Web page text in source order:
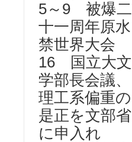
5～9 被爆二
十一周年原水
禁世界大会
16 国立大文
学部長会議、
理工系偏重の
是正を文部省
に申入れ